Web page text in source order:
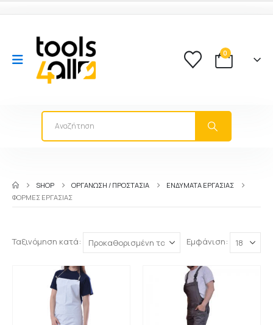
0
SHOP ΟΡΓΑΝΩΣΗ / ΠΡΟΣΤΑΣΙΑ
ΕΝΔΎΜΑΤΑ ΕΡΓΑΣΊΑΣ
ΦΌΡΜΕΣ ΕΡΓΑΣΊΑΣ
Ταξινόμηση κατά: Εμφάνιση: